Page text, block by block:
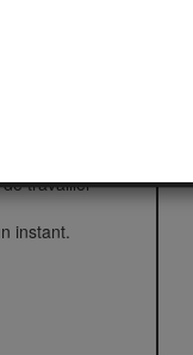
laonnois
page
travailler
instant.